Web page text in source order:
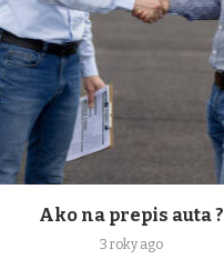
Ako na prepis auta ?
3 roky ago